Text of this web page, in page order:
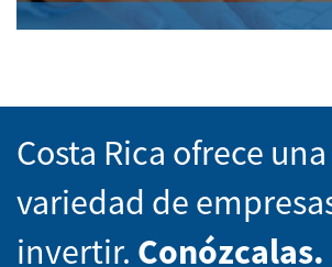
Costa Rica ofrece
variedad de
invertir. Conózcalas.